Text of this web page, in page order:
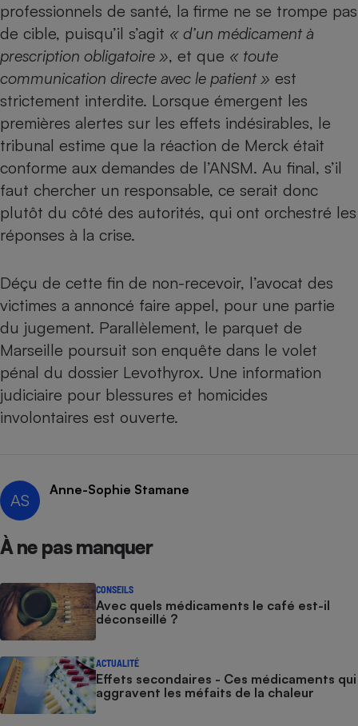
professionnels de santé, la firme ne se trompe pas
de cible, puisqu’il s’agit « d’un médicament à
prescription obligatoire », et que « toute
communication directe avec le patient » est
strictement interdite. Lorsque émergent les
premières alertes sur les effets indésirables, le
tribunal estime que la réaction de Merck était
conforme aux demandes de l’ANSM. Au final, s’il
faut chercher un responsable, ce serait donc
plutôt du côté des autorités, qui ont orchestré les
réponses à la crise.
Déçu de cette fin de non-recevoir, l’avocat des
victimes a annoncé faire appel, pour une partie
du jugement. Parallèlement, le parquet de
Marseille poursuit son enquête dans le volet
pénal du dossier Levothyrox. Une information
judiciaire pour blessures et homicides
involontaires est ouverte.
AS
Anne-Sophie Stamane
À ne pas manquer
CONSEILS
Avec quels médicaments le café est-il
déconseillé ?
ACTUALITÉ
Effets secondaires - Ces médicaments qui
aggravent les méfaits de la chaleur
Cafetière à expressos
Robot ménager